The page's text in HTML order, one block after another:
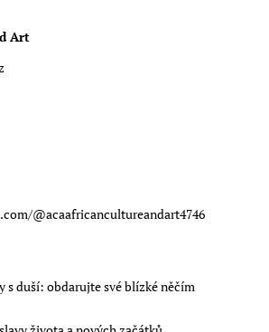
Art
@acaafricancultureandart4746
s duší: obdarujte své blízké něčím